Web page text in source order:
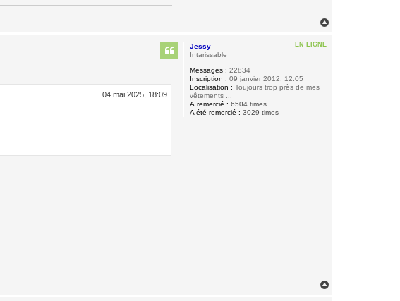
e
t
t
EN LIGNE
Jessy
Intarissable
Messages : 22834
Inscription : 09 janvier 2012, 12:05
Localisation : Toujours trop près de mes
vêtements ...
A remercié : 6504 times
A été remercié : 3029 times
04 mai 2025, 18:09